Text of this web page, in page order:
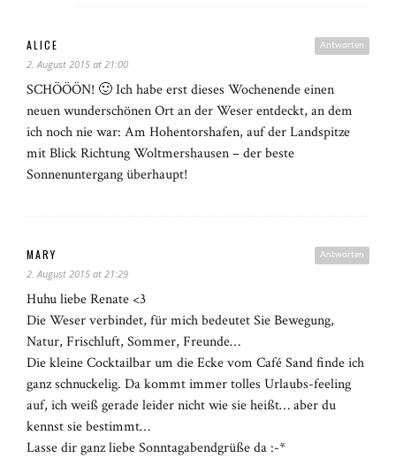
Antworten
ALICE
2. August 2015 at 21:00
SCHÖÖÖN! 🙂 Ich habe erst dieses Wochenende einen
neuen wunderschönen Ort an der Weser entdeckt, an dem
ich noch nie war: Am Hohentorshafen, auf der Landspitze
mit Blick Richtung Woltmershausen – der beste
Sonnenuntergang überhaupt!
Antworten
MARY
2. August 2015 at 21:29
Huhu liebe Renate <3
Die Weser verbindet, für mich bedeutet Sie Bewegung,
Natur, Frischluft, Sommer, Freunde…
Die kleine Cocktailbar um die Ecke vom Café Sand finde ich
ganz schnuckelig. Da kommt immer tolles Urlaubs-feeling
auf, ich weiß gerade leider nicht wie sie heißt… aber du
kennst sie bestimmt…
Lasse dir ganz liebe Sonntagabendgrüße da :-*